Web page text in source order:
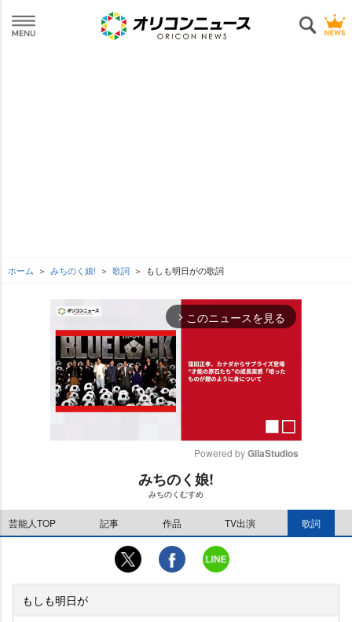
ホーム みちのく娘! 歌詞 もしも明日がの歌詞
arrow_forward_ios このニュースを見る
e
Powered by GliaStudios
みちのく娘!
みちのくむすめ
芸能人TOP 記事 作品 TV出演 歌詞
もしも明日が